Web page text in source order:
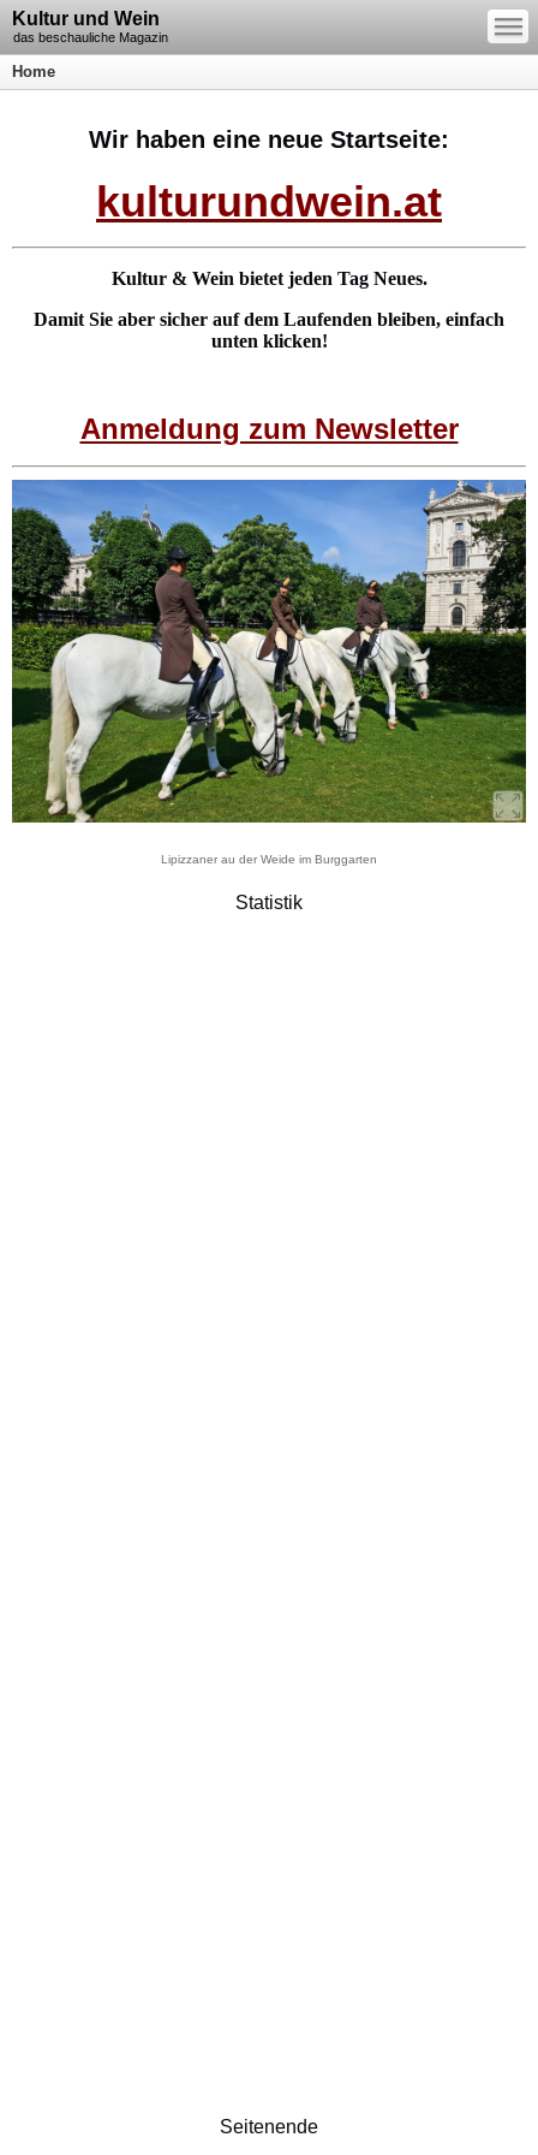
Kultur und Wein
das beschauliche Magazin
—
—
—
Home
Wir haben eine neue Startseite:
kulturundwein.at
Kultur & Wein bietet jeden Tag Neues.
Damit Sie aber sicher auf dem Laufenden bleiben, einfach
unten klicken!
Anmeldung zum Newsletter
Lipizzaner au der Weide im Burggarten
Statistik
Seitenende